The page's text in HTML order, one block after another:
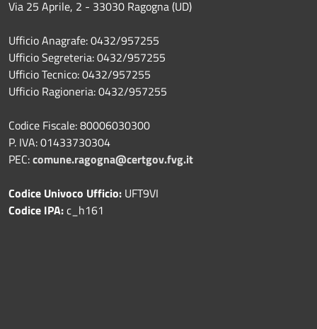
Via 25 Aprile, 2 - 33030 Ragogna (UD)
Ufficio Anagrafe: 0432/957255
Ufficio Segreteria: 0432/957255
Ufficio Tecnico: 0432/957255
Ufficio Ragioneria: 0432/957255
Codice Fiscale: 80006030300
P. IVA: 01433730304
PEC:comune.ragogna@certgov.fvg.it
Codice Univoco Ufficio: UFT9VI
Codice IPA:c_h161